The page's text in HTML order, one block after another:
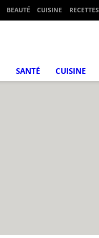
BEAUTÉ CUISINE RECETTES
SANTÉ CUISINE